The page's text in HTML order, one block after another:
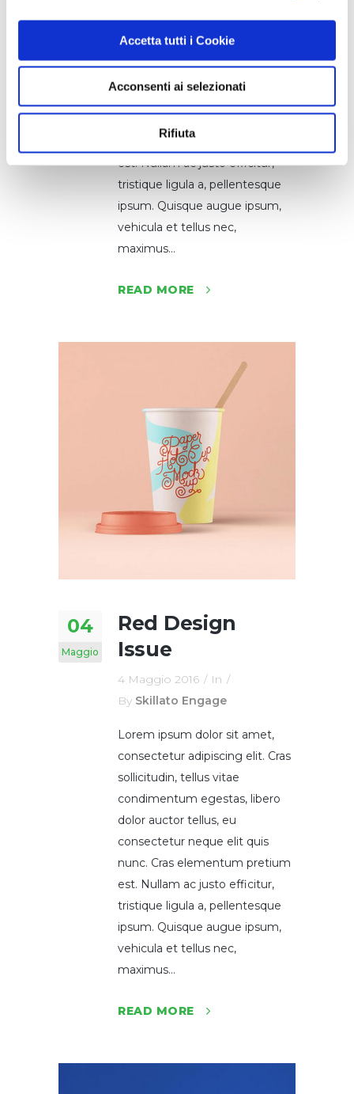
Accetta tutti i Cookie
Acconsenti ai selezionati
Rifiuta
consectetur adipiscing elit. Cras
nunc. Cras elementum pretium
est. Nullam ac justo efficitur,
tristique ligula a, pellentesque
ipsum. Quisque augue ipsum,
vehicula et tellus nec,
maximus...
READ MORE
04
Maggio
Red Design
Issue
4 Maggio 2016
In
By Skillato Engage
Lorem ipsum dolor sit amet,
consectetur adipiscing elit. Cras
sollicitudin, tellus vitae
condimentum egestas, libero
dolor auctor tellus, eu
consectetur neque elit quis
nunc. Cras elementum pretium
est. Nullam ac justo efficitur,
tristique ligula a, pellentesque
ipsum. Quisque augue ipsum,
vehicula et tellus nec,
maximus...
READ MORE